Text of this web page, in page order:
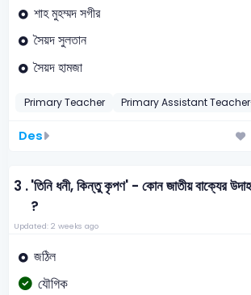
শাহ মুহম্মদ সগীর
সৈয়দ সুলতান
সৈয়দ হামজা
Primary Teacher Primary Assistant
Des
3 .'তিনি ধনী, কিন্তু কৃপণ' - কোন জাতীয় বাক্যের
?
Updated: 2 weeks ago
জঠিল
যৌগিক